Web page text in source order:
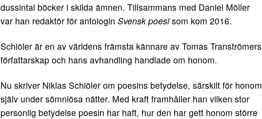
dussintal böcker i skilda ämnen. Tillsammans med Daniel Möller
var han redaktör för antologin Svensk poesisom kom 2016.
Schiöler är en av världens främsta kännare av Tomas Tranströmers
författarskap och hans avhandling handlade om honom.
Nu skriver Niklas Schiöler om poesins betydelse, särskilt för honom
själv under sömnlösa nätter. Med kraft framhåller han vilken stor
personlig betydelse poesin har haft, hur den har gett honom större